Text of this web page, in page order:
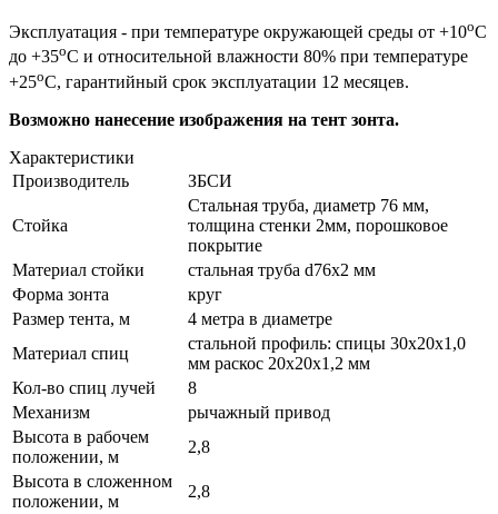
Эксплуатация - при температуре окружающей среды от +10оС
до +35оС и относительной влажности 80% при температуре
+25оС, гарантийный срок эксплуатации 12 месяцев.
Возможно нанесение изображения на тент зонта.
Характеристики
Производитель
ЗБСИ
Стойка
Стальная труба, диаметр 76 мм,
толщина стенки 2мм, порошковое
покрытие
Материал стойки
стальная труба d76х2 мм
Форма зонта
круг
Размер тента, м
4 метра в диаметре
Материал спиц
стальной профиль: спицы 30х20х1,0
мм раскос 20х20х1,2 мм
Кол-во спиц лучей
8
Механизм
рычажный привод
Высота в рабочем
положении, м
2,8
Высота в сложенном
положении, м
2,8